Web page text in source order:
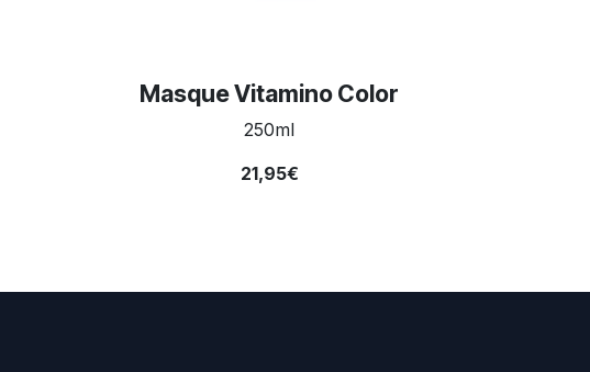
Masque Vitamino Color
250ml
21,95€